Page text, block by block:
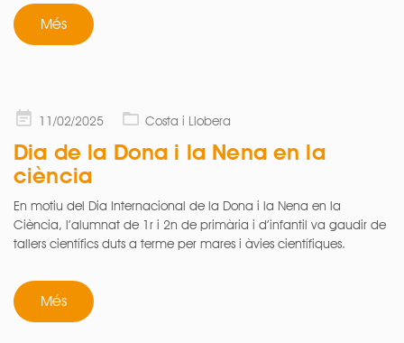
Més
Posted11/02/2025 Costa i Llobera
Dia de la Dona i la Nena en la
ciència
En motiu del Dia Internacional de la Dona i la Nena en la
Ciència, l’alumnat de 1r i 2n de primària i d’infantil va gaudir de
tallers científics duts a terme per mares i àvies científiques.
Més